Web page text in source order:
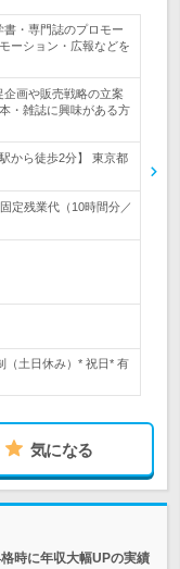
書・専門誌のプロモー
ーション・広報などを
画や販売戦略の立案
・雑誌に興味がある方
から徒歩2分】 東京都
定残業代（10時間分／
土日休み）* 祝日* 有
気になる
時に年収大幅UPの実績